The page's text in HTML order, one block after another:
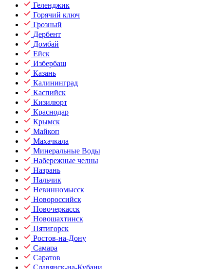
Геленджик
Горячий ключ
Грозный
Дербент
Домбай
Ейск
Избербаш
Казань
Калининград
Каспийск
Кизилюрт
Краснодар
Крымск
Майкоп
Махачкала
Минеральные Воды
Набережные челны
Назрань
Нальчик
Невинномысск
Новороссийск
Новочеркасск
Новошахтинск
Пятигорск
Ростов-на-Дону
Самара
Саратов
Славянск-на-Кубани